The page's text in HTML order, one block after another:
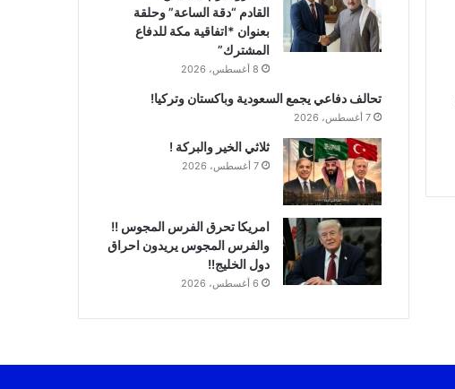
القادم “دقة الساعة” وحلقة
بعنوان *اتفاقية مكة للدفاع
المشترك”
8 أغسطس، 2026
تحالف دفاعي يجمع السعودية وباكستان وتركيا!
7 أغسطس، 2026
ثلاثي الخير والبركة !
7 أغسطس، 2026
امريكا تحرق الفرس المجوس !!
والفرس المجوس يريدون احراق
دول الخليج!!
6 أغسطس، 2026